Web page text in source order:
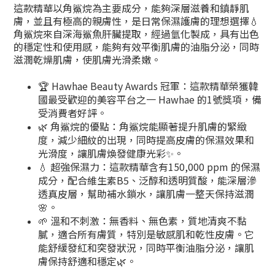
這款精華以角鯊烷為主要成分，能夠深層滋養和鎮靜肌
膚，並且有極高的親膚性，是日常保濕護膚的理想選擇💧
角鯊烷來自深海鯊魚肝臟提取，經過氫化製成，具有出色
的穩定性和使用感，能夠有效平衡肌膚的油脂分泌，同時
滋潤乾燥肌膚，使肌膚光滑柔嫩。
🏆 Hawhae Beauty Awards 冠軍：這款精華榮獲韓
國最受歡迎的美容平台之一 Hawhae 的1號獎項，備
受消費者好評。
🌿 角鯊烷的優點：角鯊烷能顯著提升肌膚的緊緻
度，減少細紋的出現，同時提高皮膚的保濕效果和
光滑度，讓肌膚煥發健康光彩✨。
💧 超強保濕力：這款精華含有150,000 ppm 的保濕
成分，配合維生素B5、泛醇和透明質酸，能深層滲
透真皮層，幫助補水鎖水，讓肌膚一整天保持滋潤
🌸。
🌱 溫和不刺激：無香料、無色素，質地清爽不黏
膩，適合所有膚質，特別是敏感肌和乾性皮膚。它
能舒緩發紅和突發狀況，同時平衡油脂分泌，讓肌
膚保持舒適和穩定🌿。